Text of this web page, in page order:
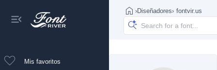
Mis favoritos
›Diseñadores› fontvir.us